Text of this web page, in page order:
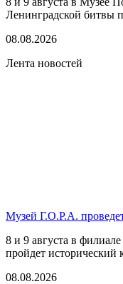
Ленинградской битвы
08.08.2026
Лента новостей
Музей Г.О.Р.А.
8 и 9 августа в
пройдет исторический
08.08.2026